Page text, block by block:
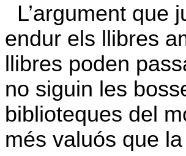
L’argument que
endur els llibres
llibres poden
no siguin les
biblioteques del
més valuós que